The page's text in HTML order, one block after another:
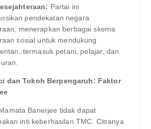
Partai ini
pendekatan negara
menerapkan berbagai skema
sosial untuk mendukung
termasuk petani, pelajar, dan
dan Tokoh Berpengaruh: Faktor
Banerjee tidak dapat
inti keberhasilan TMC. Citranya